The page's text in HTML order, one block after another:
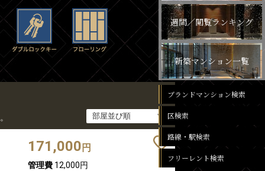
171,000 円
管理費12,000円
週間／閲覧ランキング
新築マンション一覧
ブランドマンション検索
区検索
路線・駅検索
フリーレント検索